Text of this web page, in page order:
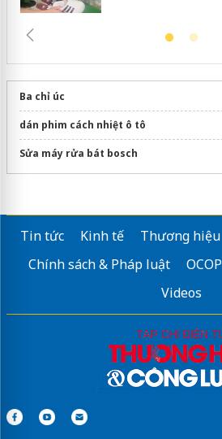
Ba chỉ úc
dán phim cách nhiệt ô tô
Sửa máy rửa bát bosch
Tin tức Kinh tế Thương hiệu
Chính sách & Pháp luật
OCOP
Videos